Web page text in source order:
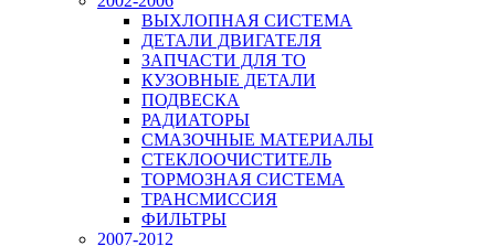
ВЫХЛОПНАЯ СИСТЕМА
ДЕТАЛИ ДВИГАТЕЛЯ
ЗАПЧАСТИ ДЛЯ ТО
КУЗОВНЫЕ ДЕТАЛИ
ПОДВЕСКА
РАДИАТОРЫ
СМАЗОЧНЫЕ МАТЕРИАЛЫ
СТЕКЛООЧИСТИТЕЛЬ
ТОРМОЗНАЯ СИСТЕМА
ТРАНСМИССИЯ
ФИЛЬТРЫ
2007-2012